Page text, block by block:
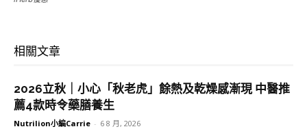
相關文章
2026立秋｜小心「秋老虎」餘熱及乾燥感漸現 中醫推
薦4款時令藥膳養生
Nutrilion小編Carrie - 6 8 月, 2026